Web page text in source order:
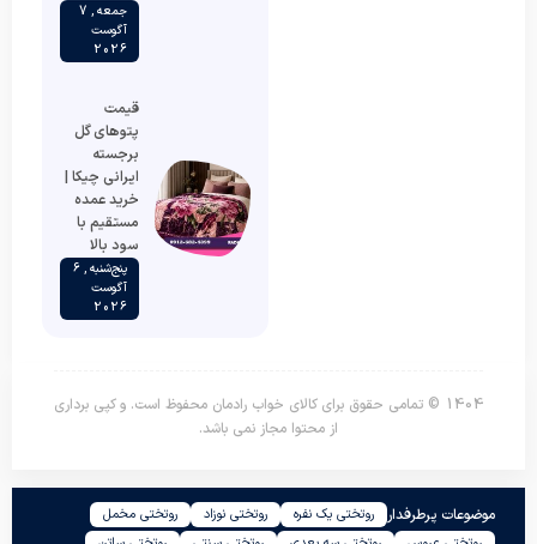
جمعه , 7
آگوست
2026
قیمت
پتوهای گل
برجسته
ایرانی چیکا |
خرید عمده
مستقیم با
سود بالا
پنج‌شنبه , 6
آگوست
2026
1404 © تمامی حقوق برای کالای خواب رادمان محفوظ است. و کپی برداری
از محتوا مجاز نمی باشد.
موضوعات پرطرفدار روتختی یک نفره روتختی نوزاد
روتختی مخمل